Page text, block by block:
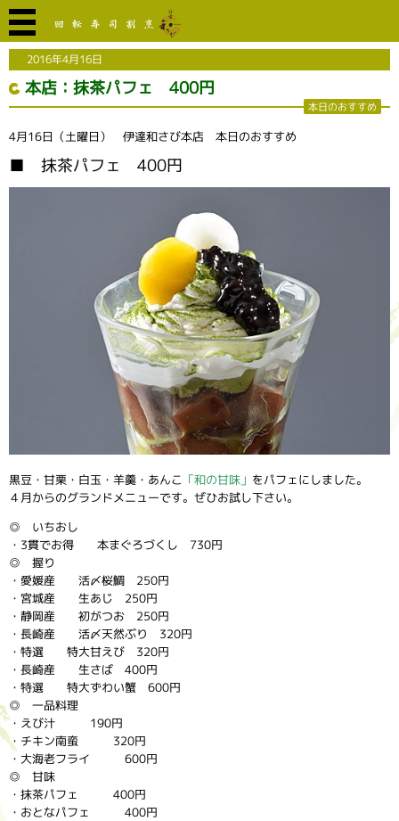
2016年4月16日
本店：抹茶パフェ 400円
本日のおすすめ
4月16日（土曜日） 伊達和さび本店 本日のおすすめ
■ 抹茶パフェ 400円
黒豆・甘栗・白玉・羊羹・あんこ 「和の甘味」 をパフェにしました。
４月からのグランドメニューです。ぜひお試し下さい。
◎ いちおし
・3貫でお得 本まぐろづくし 730円
◎ 握り
・愛媛産 活〆桜鯛 250円
・宮城産 生あじ 250円
・静岡産 初がつお 250円
・長崎産 活〆天然ぶり 320円
・特選 特大甘えび 320円
・長崎産 生さば 400円
・特選 特大ずわい蟹 600円
◎ 一品料理
・えび汁 190円
・チキン南蛮 320円
・大海老フライ 600円
◎ 甘味
・抹茶パフェ 400円
・おとなパフェ 400円